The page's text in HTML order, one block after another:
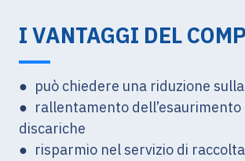
I VANTAGGI DEL
● può chiedere una riduzione
● rallentamento dell’esaurimento
discariche
● risparmio nel servizio di raccolta